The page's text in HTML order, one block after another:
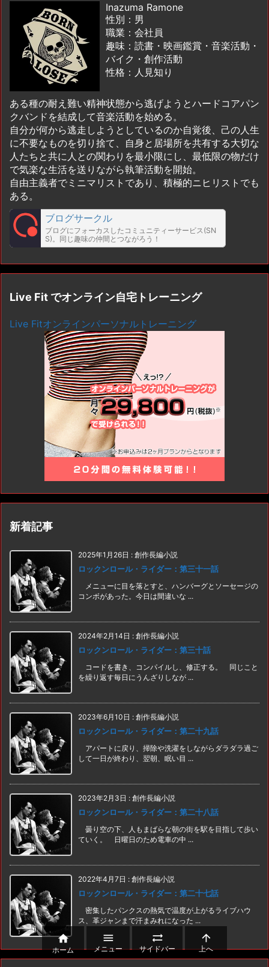
Inazuma Ramone
性別：男
職業：会社員
趣味：読書・映画鑑賞・音楽活動・
バイク・創作活動
性格：人見知り
ある種の耐え難い精神状態から逃げようとハードコアパン
クバンドを結成して音楽活動を始める。
自分が何から逃走しようとしているのか自覚後、己の人生
に不要なものを切り捨て、自身と居場所を共有する大切な
人たちと共に人との関わりを最小限にし、最低限の物だけ
で気楽な生活を送りながら執筆活動を開始。
自由主義者でミニマリストであり、積極的ニヒリストでも
ある。
ブログサークル
ブログにフォーカスしたコミュニティーサービス(SN
S)。同じ趣味の仲間とつながろう！
Live Fit でオンライン自宅トレーニング
Live Fitオンラインパーソナルトレーニング
新着記事
2025年1月26日 : 創作長編小説
ロックンロール・ライダー：第三十一話
メニューに目を落とすと、ハンバーグとソーセージの
コンボがあった。今日は間違いな ...
2024年2月14日 : 創作長編小説
ロックンロール・ライダー：第三十話
コードを書き、コンパイルし、修正する。 同じこと
を繰り返す毎日にうんざりしなが ...
2023年6月10日 : 創作長編小説
ロックンロール・ライダー：第二十九話
アパートに戻り、掃除や洗濯をしながらダラダラ過ご
して一日が終わり、翌朝、眠い目 ...
2023年2月3日 : 創作長編小説
ロックンロール・ライダー：第二十八話
曇り空の下、人もまばらな朝の街を駅を目指して歩い
ていく。 日曜日のため電車の中 ...
2022年4月7日 : 創作長編小説
ロックンロール・ライダー：第二十七話
密集したパンクスの熱気で温度が上がるライブハウ
ス、革ジャンまで汗まみれになった ...

ホーム

メニュー

サイドバー

上へ